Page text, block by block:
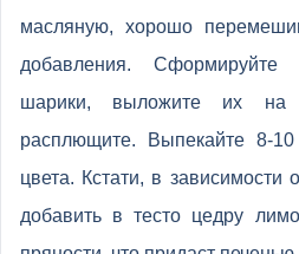
масляную, хорошо
добавления.
шарики, выложите их на
расплющите. Выпекайте 8-
цвета. Кстати, в зависимости
добавить в тесто цедру